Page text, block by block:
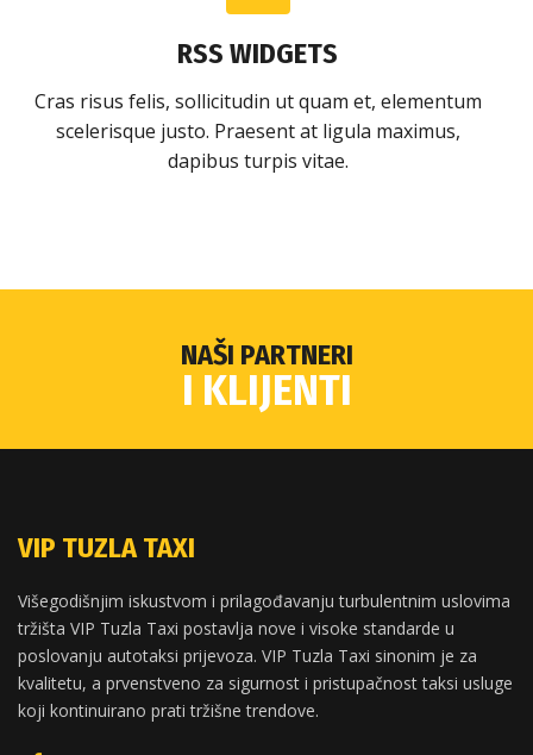
RSS WIDGETS
Cras risus felis, sollicitudin ut quam et, elementum
scelerisque justo. Praesent at ligula maximus,
dapibus turpis vitae.
NAŠI PARTNERI
I KLIJENTI
VIP TUZLA TAXI
Višegodišnjim iskustvom i prilagođavanju turbulentnim uslovima
tržišta VIP Tuzla Taxi postavlja nove i visoke standarde u
poslovanju autotaksi prijevoza. VIP Tuzla Taxi sinonim je za
kvalitetu, a prvenstveno za sigurnost i pristupačnost taksi usluge
koji kontinuirano prati tržišne trendove.